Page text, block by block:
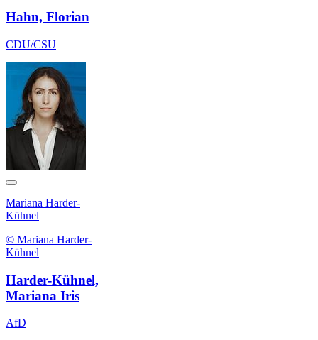
Hahn, Florian
CDU/CSU
Mariana Harder-
Kühnel
© Mariana Harder-
Kühnel
Harder-Kühnel,
Mariana Iris
AfD